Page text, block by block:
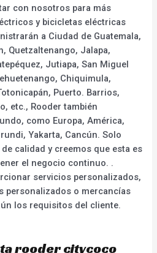
con nosotros para más
y bicicletas eléctricas
a Ciudad de Guatemala,
Quetzaltenango, Jalapa,
Jutiapa, San Miguel
Chiquimula,
Puerto. Barrios,
etc., Rooder también
como Europa, América,
Yakarta, Cancún. Solo
calidad y creemos que esta es
el negocio continuo. .
servicios personalizados,
personalizados o mercancías
los requisitos del cliente.
rooder citycoco